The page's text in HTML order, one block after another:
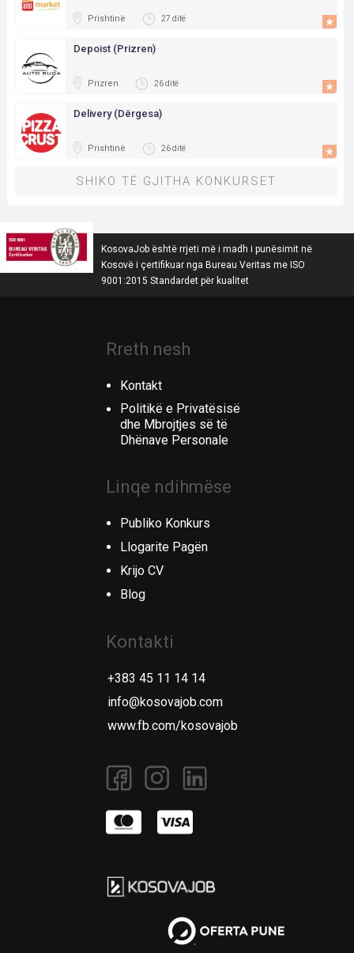
Prishtinë 27 ditë
Depoist (Prizren)
Prizren 26 ditë
Delivery (Dërgesa)
Prishtinë 26 ditë
SHIKO TË GJITHA KONKURSET
KosovaJob është rrjeti më i madh i punësimit në
Kosovë i çertifikuar nga Bureau Veritas me ISO
9001:2015 Standardet për kualitet
Rreth nesh
Kontakt
Politikë e Privatësisë
dhe Mbrojtjes së të
Dhënave Personale
Linqe ndihmëse
Publiko Konkurs
Llogarite Pagën
Krijo CV
Blog
Kontakti
+383 45 11 14 14
info@kosovajob.com
www.fb.com/kosovajob